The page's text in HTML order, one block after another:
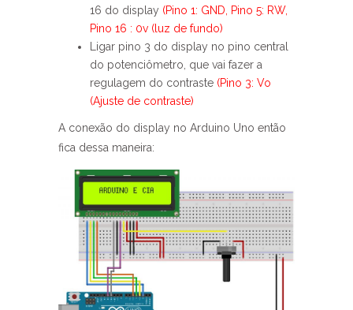
16 do display (Pino 1: GND, Pino 5: RW,
Pino 16 : 0v (luz de fundo)
Ligar pino 3 do display no pino central
do potenciômetro, que vai fazer a
regulagem do contraste (Pino 3: Vo
(Ajuste de contraste)
A conexão do display no Arduino Uno então
fica dessa maneira: